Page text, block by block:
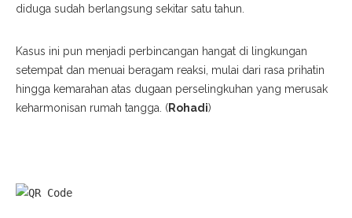
diduga sudah berlangsung sekitar satu tahun.
Kasus ini pun menjadi perbincangan hangat di lingkungan
setempat dan menuai beragam reaksi, mulai dari rasa prihatin
hingga kemarahan atas dugaan perselingkuhan yang merusak
keharmonisan rumah tangga. (Rohadi)